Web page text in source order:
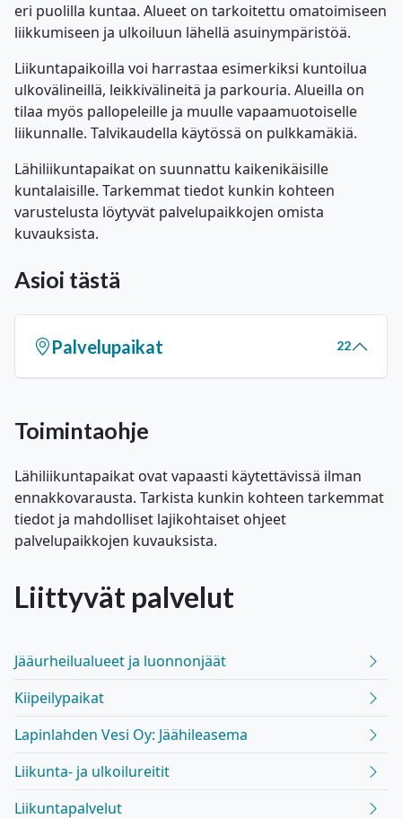
eri puolilla kuntaa. Alueet on tarkoitettu omatoimiseen
liikkumiseen ja ulkoiluun lähellä asuinympäristöä.
Liikuntapaikoilla voi harrastaa esimerkiksi kuntoilua
ulkovälineillä, leikkivälineitä ja parkouria. Alueilla on
tilaa myös pallopeleille ja muulle vapaamuotoiselle
liikunnalle. Talvikaudella käytössä on pulkkamäkiä.
Lähiliikuntapaikat on suunnattu kaikenikäisille
kuntalaisille. Tarkemmat tiedot kunkin kohteen
varustelusta löytyvät palvelupaikkojen omista
kuvauksista.
Asioi tästä
Palvelupaikat 22
Toimintaohje
Lähiliikuntapaikat ovat vapaasti käytettävissä ilman
ennakkovarausta. Tarkista kunkin kohteen tarkemmat
tiedot ja mahdolliset lajikohtaiset ohjeet
palvelupaikkojen kuvauksista.
Liittyvät palvelut
Jääurheilualueet ja luonnonjäät
Kiipeilypaikat
Lapinlahden Vesi Oy: Jäähileasema
Liikunta- ja ulkoilureitit
Liikuntapalvelut